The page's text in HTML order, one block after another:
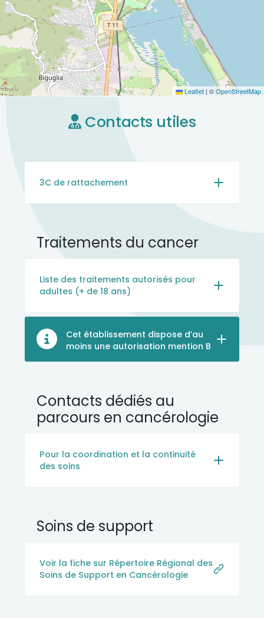
Leaflet | ©OpenStreetMap
Contacts utiles
3C de rattachement
Traitements du cancer
Liste des traitements autorisés pour
adultes (+ de 18 ans)
Cet établissement dispose d’au
moins une autorisation mention B
Contacts dédiés au
parcours en cancérologie
Pour la coordination et la continuité
des soins
Soins de support
Voir la fiche sur Répertoire Régional des
Soins de Support en Cancérologie